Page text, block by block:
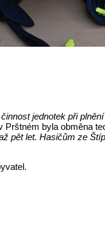
jednotek při
Prštném byla obměna
pět let. Hasičům ze